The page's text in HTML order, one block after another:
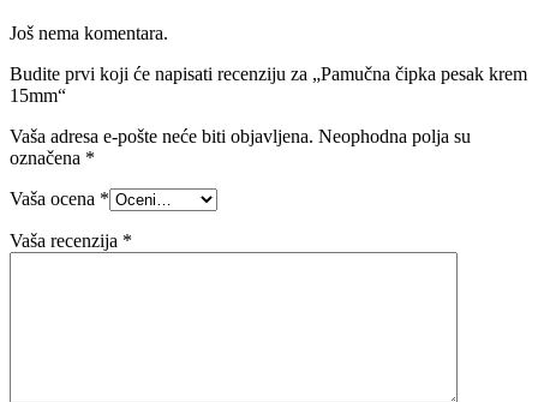
Još nema komentara.
Budite prvi koji će napisati recenziju za „Pamučna čipka pesak krem
15mm“
Vaša adresa e-pošte neće biti objavljena. Neophodna polja su
označena *
Vaša ocena *
Vaša recenzija *